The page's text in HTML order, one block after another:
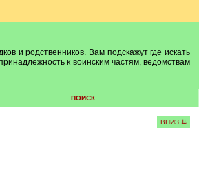
и родственников. Вам подскажут где искать
к воинским частям, ведомствам
ПОИСК
ВНИЗ ⇊